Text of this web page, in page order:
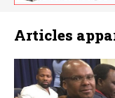
Articles